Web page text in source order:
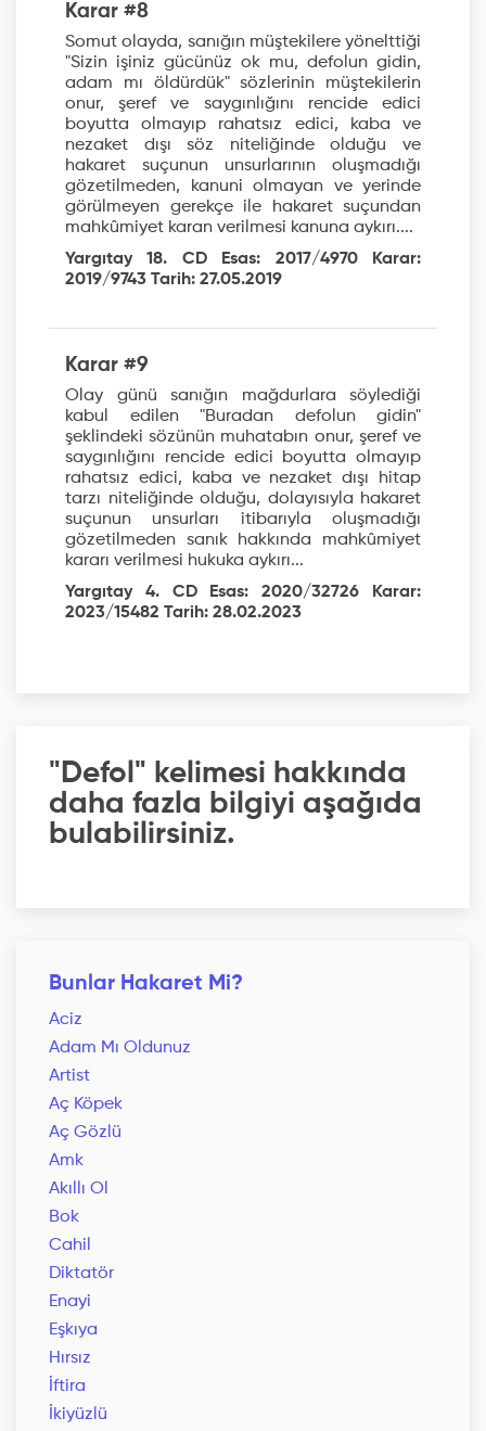
Karar #8
Somut olayda, sanığın müştekilere yönelttiği
"Sizin işiniz gücünüz ok mu, defolun gidin,
adam mı öldürdük" sözlerinin müştekilerin
onur, şeref ve saygınlığını rencide edici
boyutta olmayıp rahatsız edici, kaba ve
nezaket dışı söz niteliğinde olduğu ve
hakaret suçunun unsurlarının oluşmadığı
gözetilmeden, kanuni olmayan ve yerinde
görülmeyen gerekçe ile hakaret suçundan
mahkûmiyet karan verilmesi kanuna aykırı....
Yargıtay 18. CD Esas: 2017/4970 Karar:
2019/9743 Tarih: 27.05.2019
Karar #9
Olay günü sanığın mağdurlara söylediği
kabul edilen "Buradan defolun gidin"
şeklindeki sözünün muhatabın onur, şeref ve
saygınlığını rencide edici boyutta olmayıp
rahatsız edici, kaba ve nezaket dışı hitap
tarzı niteliğinde olduğu, dolayısıyla hakaret
suçunun unsurları itibarıyla oluşmadığı
gözetilmeden sanık hakkında mahkûmiyet
kararı verilmesi hukuka aykırı...
Yargıtay 4. CD Esas: 2020/32726 Karar:
2023/15482 Tarih: 28.02.2023
"Defol" kelimesi hakkında
daha fazla bilgiyi aşağıda
bulabilirsiniz.
Bunlar Hakaret Mi?
Aciz
Adam Mı Oldunuz
Artist
Aç Köpek
Aç Gözlü
Amk
Akıllı Ol
Bok
Cahil
Diktatör
Enayi
Eşkıya
Hırsız
İftira
İkiyüzlü